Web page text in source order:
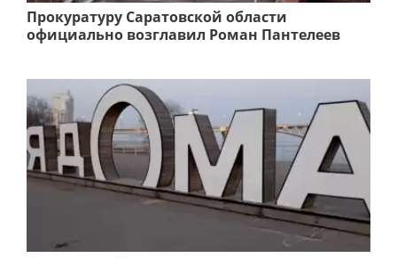
Прокуратуру Саратовской области
официально возглавил Роман Пантелеев